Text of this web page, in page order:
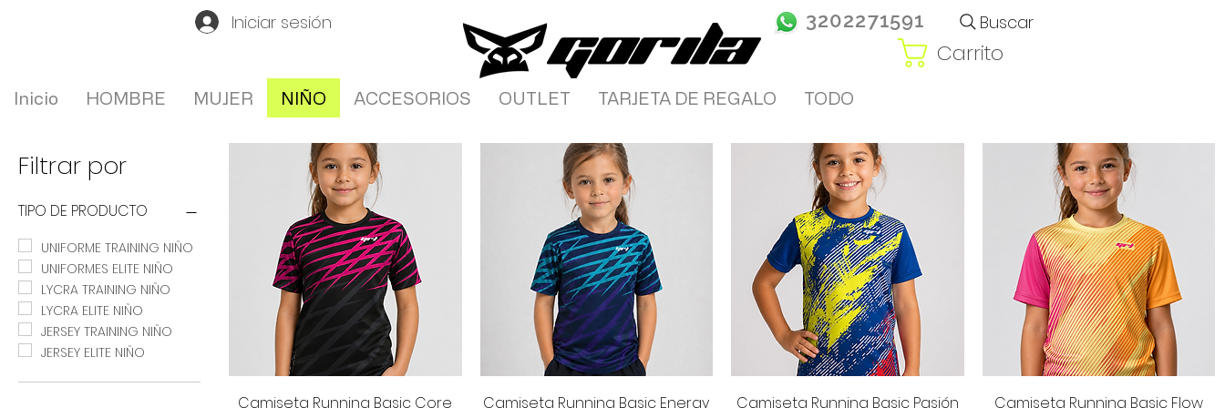
Iniciar sesión Buscar
3202271591
Carrito
Inicio HOMBRE MUJER NIÑO ACCESORIOS OUTLET TARJETA DE REGALO TODO
Filtrar por
TIPO DE PRODUCTO
UNIFORME TRAINING NIÑO
UNIFORMES ELITE NIÑO
LYCRA TRAINING NIÑO
LYCRA ELITE NIÑO
JERSEY TRAINING NIÑO
JERSEY ELITE NIÑO
Vista rápida
Camiseta Running Basic Core
Vista rápida
Camiseta Running Basic Energy
Vista rápida
Camiseta Running Basic Pasión
Vista rápida
Camiseta Running Basic Flow